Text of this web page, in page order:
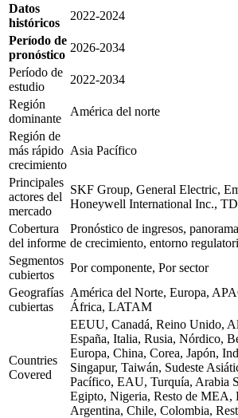
Datos
históricos
2022-2024
Período de
pronóstico
2026-2034
Período de
estudio
2022-2034
Región
dominante
América del norte
Región de
más rápido
crecimiento
Asia Pacífico
Principales
actores del
mercado
SKF Group, General Electric,
Honeywell International Inc.,
Cobertura
del informe
Pronóstico de ingresos,
de crecimiento, entorno
Segmentos
cubiertos
Por componente, Por sector
Geografías
cubiertas
América del Norte, Europa,
África, LATAM
Countries
Covered
EEUU, Canadá, Reino Unido,
España, Italia, Rusia, Nórdico,
Europa, China, Corea, Japón,
Singapur, Taiwán, Sudeste
Pacífico, EAU, Turquía, Arabia
Egipto, Nigeria, Resto de MEA,
Argentina, Chile, Colombia,